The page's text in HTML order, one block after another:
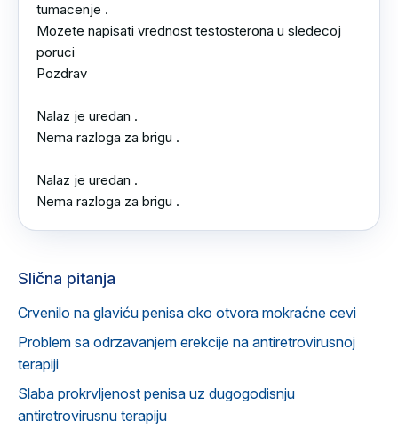
tumacenje .
Mozete napisati vrednost testosterona u sledecoj
poruci
Pozdrav
Nalaz je uredan .
Nema razloga za brigu .
Nalaz je uredan .
Nema razloga za brigu .
Slična pitanja
Crvenilo na glaviću penisa oko otvora mokraćne cevi
Problem sa odrzavanjem erekcije na antiretrovirusnoj
terapiji
Slaba prokrvljenost penisa uz dugogodisnju
antiretrovirusnu terapiju